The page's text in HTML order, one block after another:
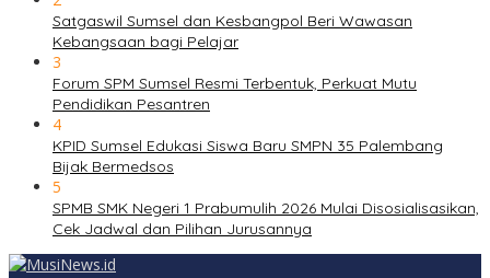
Satgaswil Sumsel dan Kesbangpol Beri Wawasan
Kebangsaan bagi Pelajar
3
Forum SPM Sumsel Resmi Terbentuk, Perkuat Mutu
Pendidikan Pesantren
4
KPID Sumsel Edukasi Siswa Baru SMPN 35 Palembang
Bijak Bermedsos
5
SPMB SMK Negeri 1 Prabumulih 2026 Mulai Disosialisasikan,
Cek Jadwal dan Pilihan Jurusannya